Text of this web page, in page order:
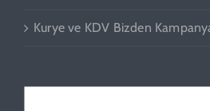
Kurye ve KDV Bizden